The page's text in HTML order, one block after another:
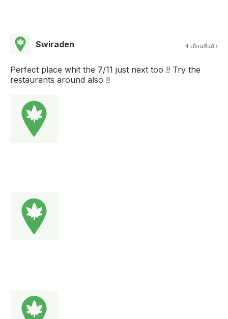
Swiraden 4 เดือนที่แล้ว
Perfect place whit the 7/11 just next too !! Try the
restaurants around also !!